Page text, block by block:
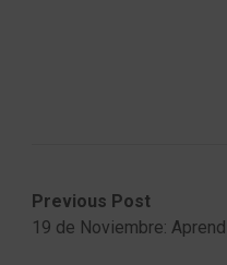
Previous Post
19 de Noviembre: